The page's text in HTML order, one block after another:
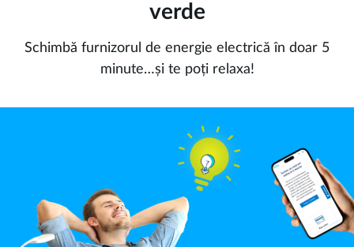
verde
Schimbă furnizorul de energie electrică în doar 5
minute…și te poți relaxa!